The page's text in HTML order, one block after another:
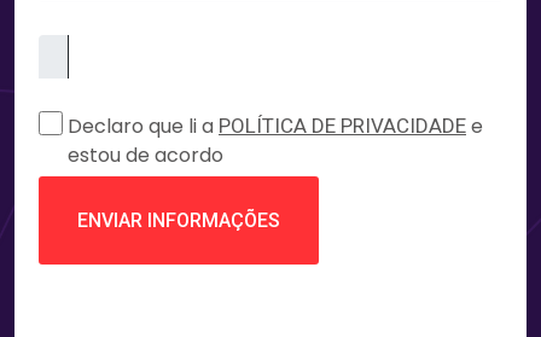
Declaro que li a POLÍTICA DE PRIVACIDADE e
estou de acordo